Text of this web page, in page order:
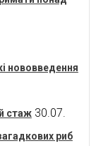
нововведення
стаж 30.07.
риб